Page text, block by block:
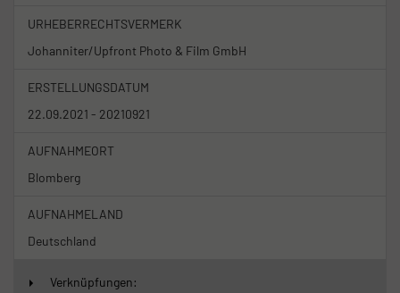
URHEBERRECHTSVERMERK
Johanniter/Upfront Photo & Film GmbH
ERSTELLUNGSDATUM
22.09.2021 - 20210921
AUFNAHMEORT
Blomberg
AUFNAHMELAND
Deutschland
Verknüpfungen: